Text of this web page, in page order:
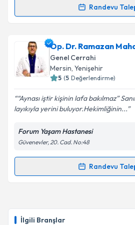
İlgili Branşlar
Randevu
takvim hazırlandığında e-posta
E-posta Adresiniz
Kişisel verilerimin
kapsamda işlenmesini
Takvim Talebini
Op. Dr. Ramazan
Genel Cerrahi
Mersin, Yenişehir
5 (5 Değerlendirme)
“Aynası iştir kişinin lafa bakılmaz”
layıkıyla yerini buluyor.Hekimliğinin...
Forum Yaşam Hastanesi
Güvenevler, 20. Cad. No:48
Randevu
Randevu Takvimi Talebi